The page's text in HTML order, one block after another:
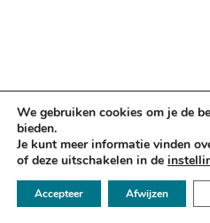
✉
We gebruiken cookies om je de
bieden.
Je kunt meer informatie vinden
of deze uitschakelen in de
Accepteer Afwijzen